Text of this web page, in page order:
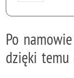
Po
dzięki temu